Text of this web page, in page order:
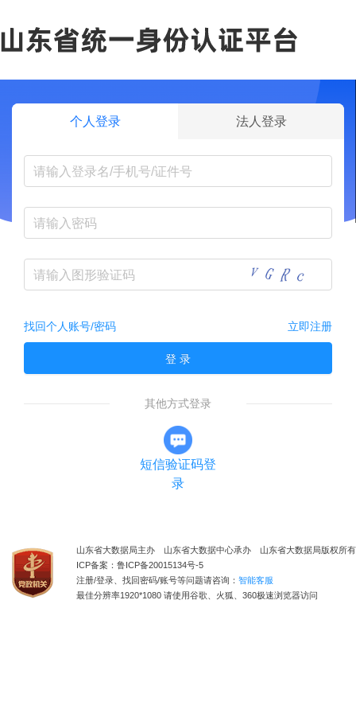
个人登录 法人登录
找回个人账号/密码 立即注册
登 录
其他方式登录
短信验证码登
录
山东省大数据局主办 山东省大数据中心承办 山东省大数据局版权所有
ICP备案：鲁ICP备20015134号-5
注册/登录、找回密码/账号等问题请咨询： 智能客服
最佳分辨率1920*1080 请使用谷歌、火狐、360极速浏览器访问